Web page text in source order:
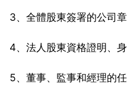
3、全體股東簽署的公司章
4、法人股東資格證明、
5、董事、監事和經理的